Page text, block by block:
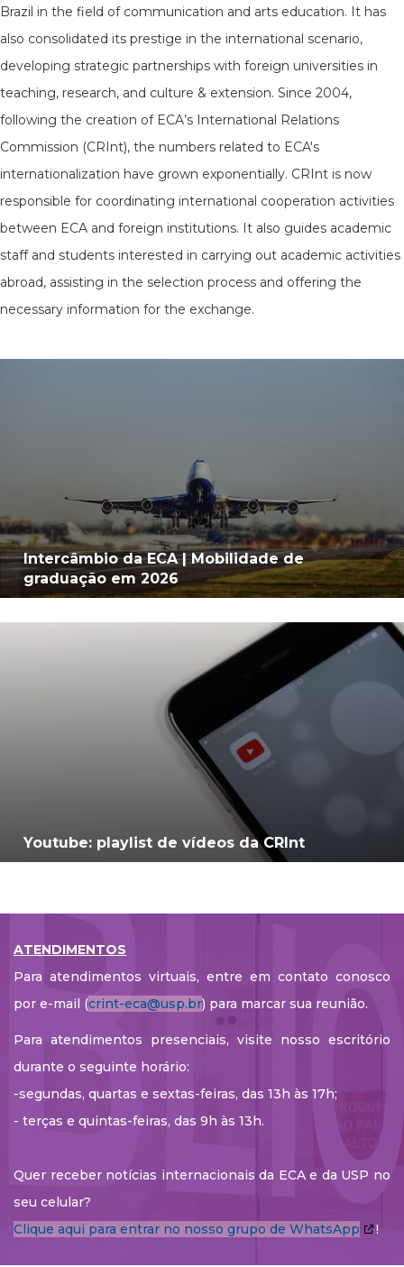
Brazil in the field of communication and arts education. It has
also consolidated its prestige in the international scenario,
developing strategic partnerships with foreign universities in
teaching, research, and culture & extension. Since 2004,
following the creation of ECA’s International Relations
Commission (CRInt), the numbers related to ECA's
internationalization have grown exponentially. CRInt is now
responsible for coordinating international cooperation activities
between ECA and foreign institutions. It also guides academic
staff and students interested in carrying out academic activities
abroad, assisting in the selection process and offering the
necessary information for the exchange.
Intercâmbio da ECA | Mobilidade de
graduação em 2026
Youtube: playlist de vídeos da CRInt
ATENDIMENTOS
Para atendimentos virtuais, entre em contato conosco
por e-mail (crint-eca@usp.br) para marcar sua reunião.
Para atendimentos presenciais, visite nosso escritório
durante o seguinte horário:
-segundas, quartas e sextas-feiras, das 13h às 17h;
- terças e quintas-feiras, das 9h às 13h.
Quer receber notícias internacionais da ECA e da USP no
seu celular?
Clique aqui para entrar no nosso grupo de WhatsApp
!